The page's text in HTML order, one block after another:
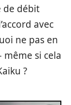
de débit
avec
ne pas en
même si cela
?